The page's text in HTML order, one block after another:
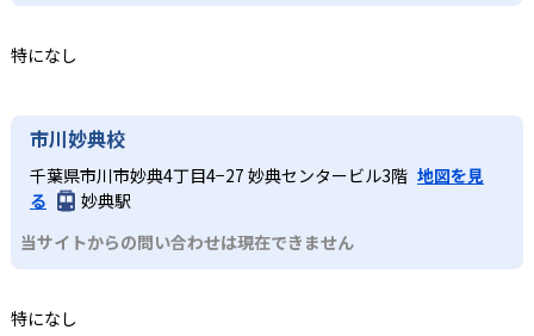
特になし
市川妙典校
千葉県市川市妙典4丁目4−27 妙典センタービル3階 地図を見
る
妙典駅
当サイトからの問い合わせは現在できません
特になし